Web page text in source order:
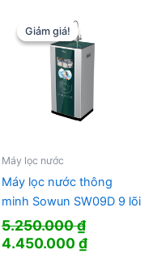
Giảm giá!
Giảm giá!
Máy lọc nước
Máy lọc nước thông
minh Sowun SW09D 9 lõi
5.250.000₫
Giá
4.450.000₫Giá